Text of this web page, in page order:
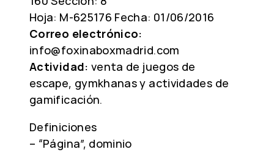
Hoja: M-625176 Fecha: 01/06/2016
Correo electrónico:
info@foxinaboxmadrid.com
Actividad: venta de juegos de
escape, gymkhanas y actividades de
gamificación.
Definiciones
– “Página”, dominio